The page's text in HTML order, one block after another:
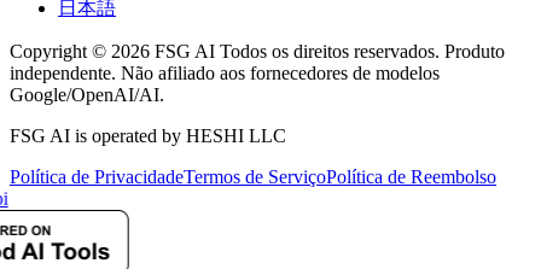
日本語
Copyright © 2026 FSG AI Todos os direitos reservados. Produto
independente. Não afiliado aos fornecedores de modelos
Google/OpenAI/AI.
FSG AI is operated by HESHI LLC
Política de PrivacidadeTermos de ServiçoPolítica de Reembolso